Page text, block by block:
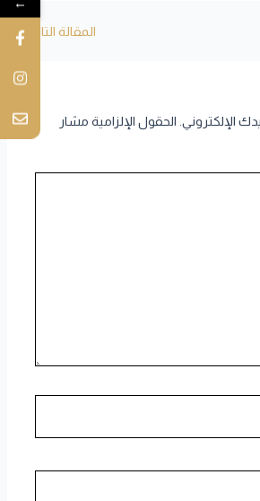
المقالة التالية←
الإلكتروني. الحقول الإلزامية مشار